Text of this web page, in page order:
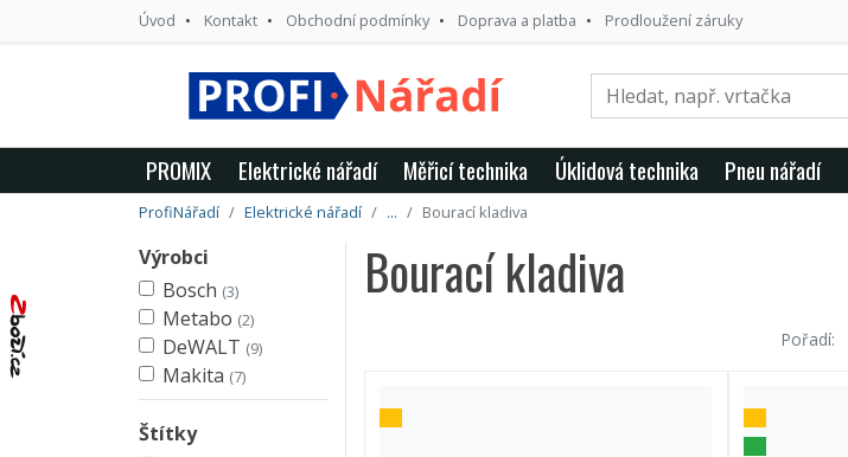
Úvod Kontakt Obchodní podmínky Doprava a platba Prodloužení záruky
PROMIX Elektrické nářadí Měřicí technika Úklidová technika Pneu nářadí
ProfiNářadí Elektrické nářadí ... Bourací kladiva
Výrobci
Bosch (3)
Metabo (2)
DeWALT (9)
Makita (7)
Štítky
Bourací kladiva
Pořadí: